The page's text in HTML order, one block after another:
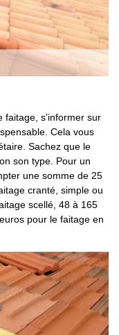
s’informer sur
Cela vous
Sachez que le
son type. Pour un
une somme de 25
cranté, simple ou
scellé, 48 à 165
pour le faitage en